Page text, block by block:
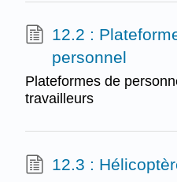
12.2 :
personnel
Plateformes de
travailleurs
12.3 :